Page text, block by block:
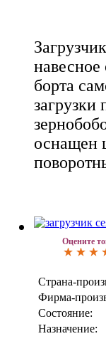
навесное
борта
загрузки
оснащен
Оцените
Страна-
Фирма-
Состояние:
Назначение: